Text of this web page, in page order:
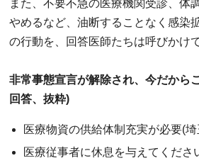
また、不要不急の医療機関受診、体
やめるなど、油断することなく感染
の行動を、回答医師たちは呼びかけ
非常事態宣言が解除され、今だから
回答、抜粋)
医療物資の供給体制充実が必要(
医療従事者に休息を与えてくださ